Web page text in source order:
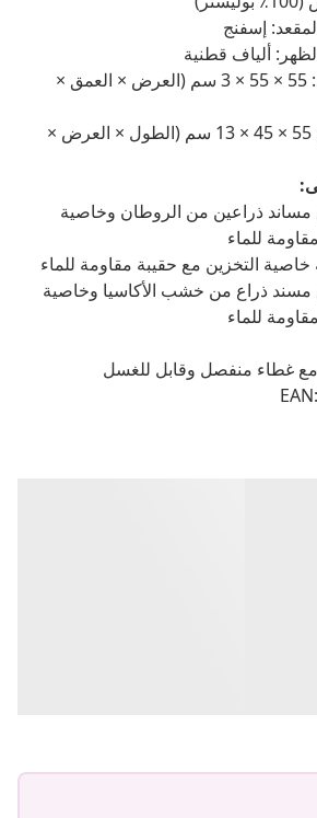
إسفنج
ألياف قطنية
أبعاد وسادة المقعد: 55 × 55 × 3 سم (العرض × العمق ×
أبعاد وسادة الظهر: 55 × 45 × 13 سم (الطول × العرض ×
مساند ذراعين من الروطان وخاصية
للماء
مسند ذراع من خشب الأكاسيا وخاصية
للماء